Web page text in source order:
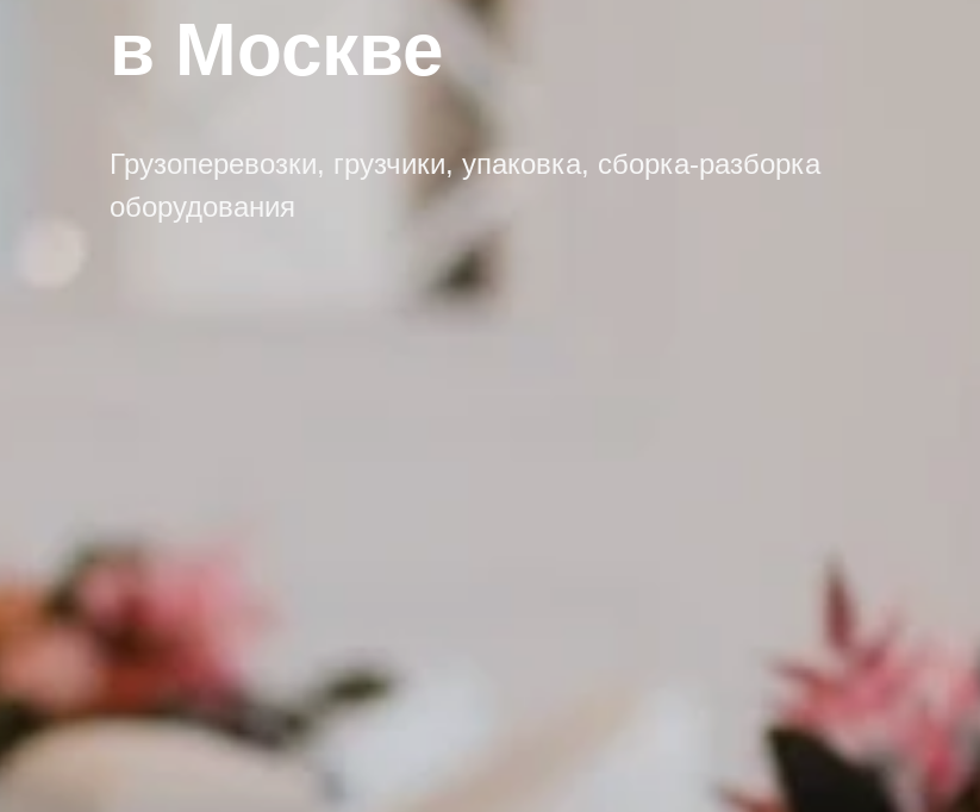
в Москве
Грузоперевозки, грузчики, упаковка, сборка-разборка
оборудования